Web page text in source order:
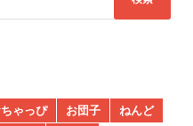
ゃっぴ お団子
ねんど